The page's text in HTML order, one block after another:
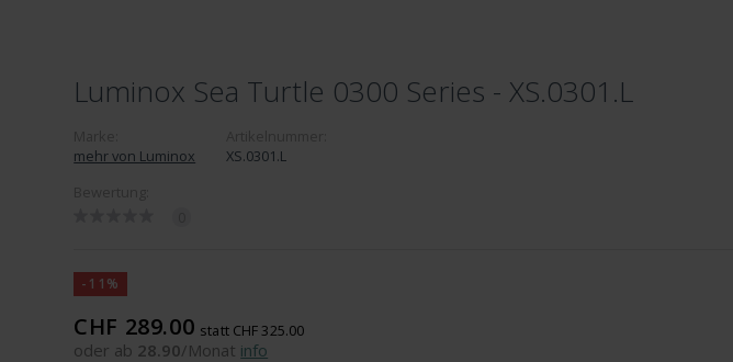
Luminox Sea Turtle 0300 Series - XS.0301.L
mehr von Luminox
XS.0301.L
-11%
CHF 289.00 statt CHF 325.00
oder ab 28.90/Monat info